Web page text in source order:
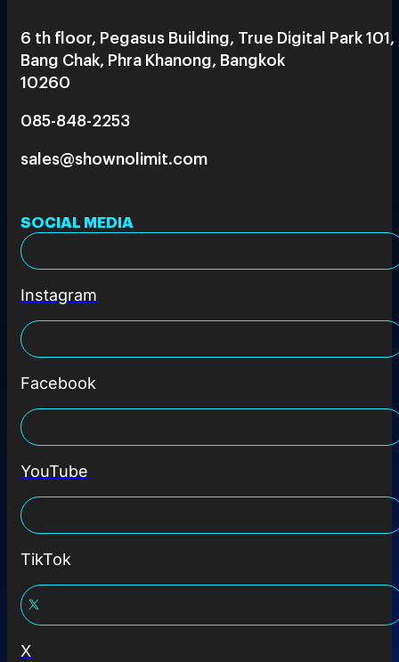
6 th floor, Pegasus Building, True Digital Park 101,
Bang Chak, Phra Khanong, Bangkok
10260
085-848-2253
sales@shownolimit.com
SOCIAL MEDIA
Instagram
Facebook
YouTube
TikTok
X